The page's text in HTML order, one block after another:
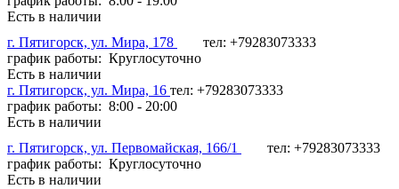
Есть в наличии
г. Пятигорск, ул. Мира, 178
тел: +79283073333
график работы: Круглосуточно
Есть в наличии
г. Пятигорск, ул. Мира, 16 тел: +79283073333
график работы: 8:00 - 20:00
Есть в наличии
г. Пятигорск, ул. Первомайская, 166/1
тел: +79283073333
график работы: Круглосуточно
Есть в наличии